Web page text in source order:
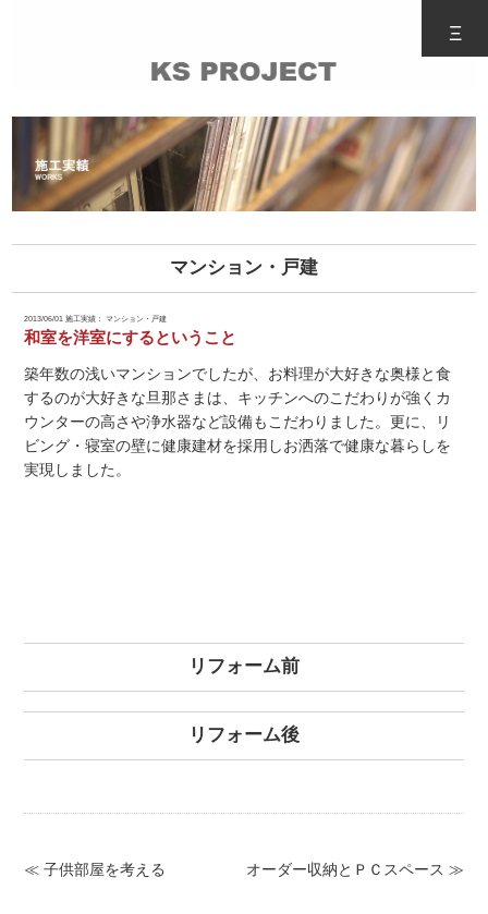
Ξ
マンション・戸建
2013/06/01施工実績： マンション・戸建
和室を洋室にするということ
築年数の浅いマンションでしたが、お料理が大好きな奥様と食
するのが大好きな旦那さまは、キッチンへのこだわりが強くカ
ウンターの高さや浄水器など設備もこだわりました。更に、リ
ビング・寝室の壁に健康建材を採用しお洒落で健康な暮らしを
実現しました。
リフォーム前
リフォーム後
オーダー収納とＰＣスペース ≫
≪ 子供部屋を考える